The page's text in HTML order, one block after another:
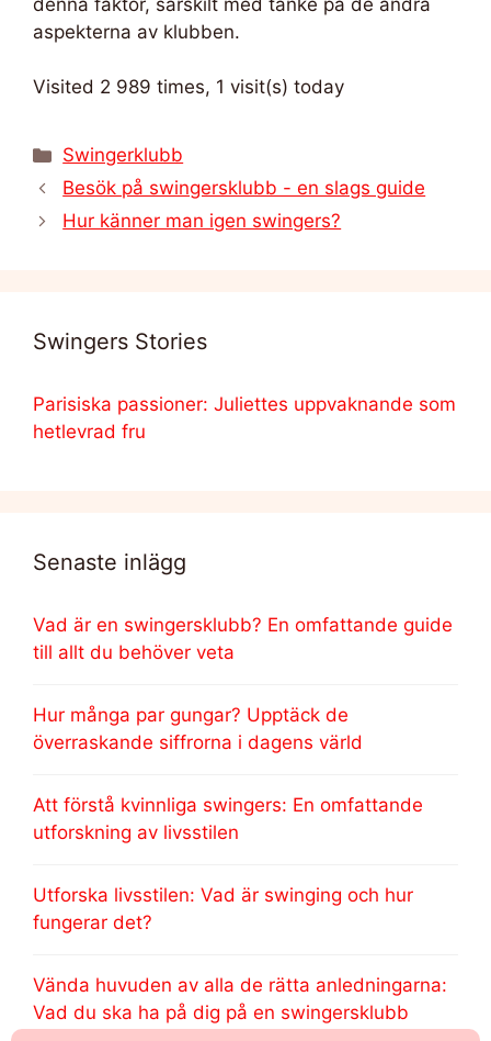
aspekterna av klubben.
Visited 2 989 times, 1 visit(s) today
Kategorier
Swingerklubb
Besök på swingersklubb - en slags guide
Hur känner man igen swingers?
Swingers Stories
Parisiska passioner: Juliettes uppvaknande som
hetlevrad fru
Senaste inlägg
Vad är en swingersklubb? En omfattande guide
till allt du behöver veta
Hur många par gungar? Upptäck de
överraskande siffrorna i dagens värld
Att förstå kvinnliga swingers: En omfattande
utforskning av livsstilen
Utforska livsstilen: Vad är swinging och hur
fungerar det?
Vända huvuden av alla de rätta anledningarna:
Vad du ska ha på dig på en swingersklubb